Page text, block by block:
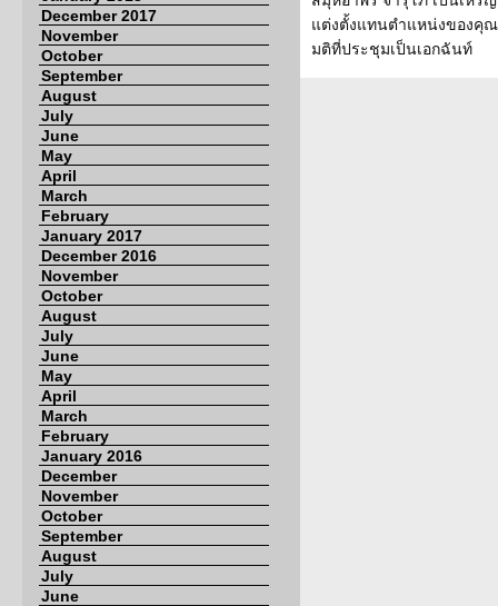
December 2017
November
October
September
August
July
June
May
April
March
February
January 2017
December 2016
November
October
August
July
June
May
April
March
February
January 2016
December
November
October
September
August
July
June
แต่งตั้งแทนตำแหน่งของคุ
มติที่ประชุมเป็นเอกฉันท์